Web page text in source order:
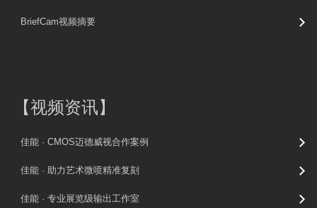
BriefCam视频摘要
【视频资讯】
佳能 · CMOS迈德威视合作案例
佳能 · 助力艺术微喷精准复刻
佳能 · 专业展览级输出工作室